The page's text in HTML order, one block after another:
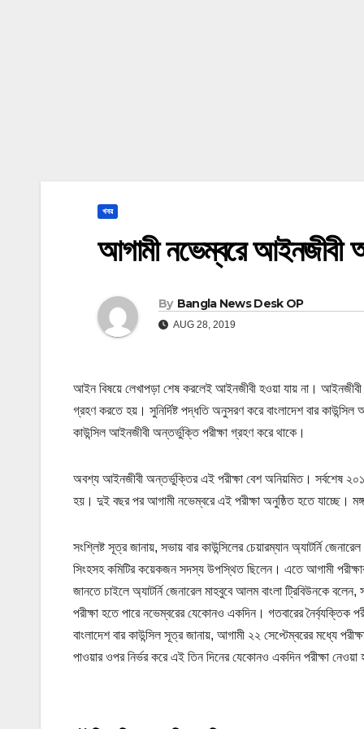
খবর
আগামী নভেম্বরে আইনজীবী
By Bangla News Desk OP
AUG 28, 2019
আইন বিষয়ে লেখাপড়া শেষ করলেই আইনজীবী হওয়া যায় না। আইনজীবী
গ্রহণ করতে হয়। সুনির্দিষ্ট পদ্ধতি অনুসরণ করে বাংলাদেশ বার
কাউন্সিল আইনজীবী অন্তর্ভুক্তি পরীক্ষা গ্রহণ করে থাকে।
অবশ্য আইনজীবী অন্তর্ভুক্তির এই পরীক্ষা বেশ অনিয়মিত। সর্বশেষ
হয়। দুই বছর পর আগামী নভেম্বরে এই পরীক্ষা অনুষ্ঠিত হতে যাচ্ছে।
সংশ্লিষ্ট সূত্র জানায়, সভায় বার কাউন্সিলের চেয়ারম্যান অ্যাটর্নি
সিংহসহ কমিটির কয়েকজন সদস্য উপস্থিত ছিলেন। এতে আগামী
জানতে চাইলে অ্যাটর্নি জেনারেল মাহবুবে আলম বাংলা ট্রিবিউনকে
পরীক্ষা হতে পারে নভেম্বরের যেকোনও একদিন। গতবারের নৈর্ব্যক্তিক
বাংলাদেশ বার কাউন্সিল সূত্র জানায়, আগামী ২২ সেপ্টেম্বরের মধ্যে
পাওয়ার ওপর নির্ভর করে এই তিন দিনের যেকোনও একদিন পরীক্ষা নেওয়া